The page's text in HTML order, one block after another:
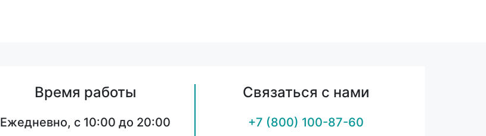
Время работы
Ежедневно, с 10:00 до 20:00
Связаться с нами
+7 (800) 100-87-60